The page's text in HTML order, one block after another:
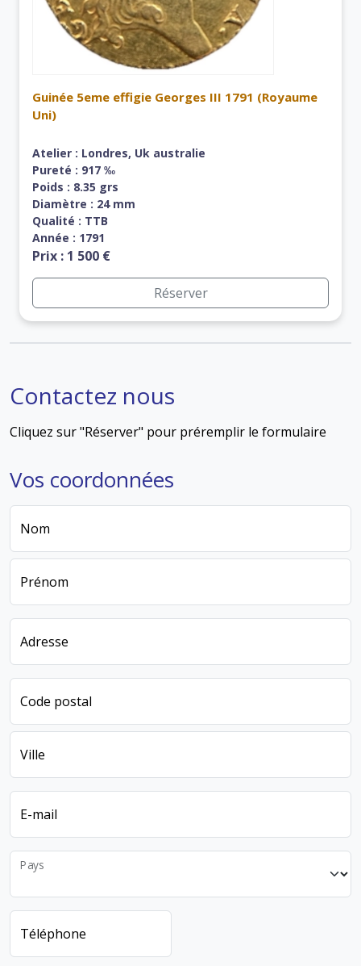
Guinée 5eme effigie Georges III 1791 (Royaume
Uni)
Atelier : Londres, Uk australie
Pureté : 917 ‰
Poids : 8.35 grs
Diamètre : 24 mm
Qualité : TTB
Année : 1791
Prix : 1 500 €
Réserver
Contactez nous
Cliquez sur "Réserver" pour préremplir le formulaire
Vos coordonnées
Nom
Prénom
Adresse
Code postal
Ville
E-mail
Pays
Téléphone